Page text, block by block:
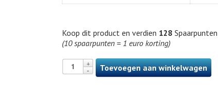
Koop dit product en verdien 128
(10 spaarpunten = 1 euro korting)
Toevoegen aan winkelwagen